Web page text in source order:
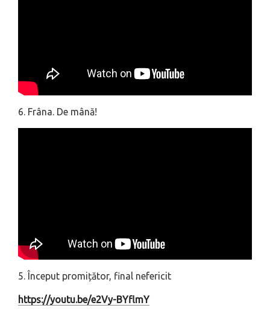
6. Frâna. De mână!
5. Început promițător, final nefericit
https://youtu.be/e2Vy-BYflmY